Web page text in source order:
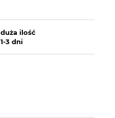
duża ilość
1-3 dni